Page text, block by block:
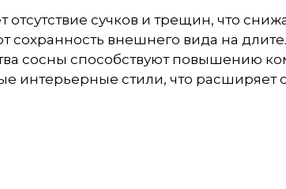
отсутствие сучков и трещин, что
сохранность внешнего вида на
сосны способствуют повышению
интерьерные стили, что расширяет